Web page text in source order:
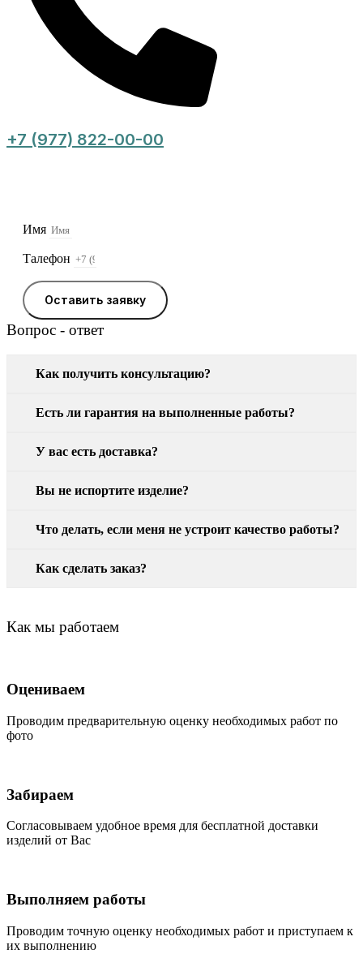
+7 (977) 822-00-00
Имя
Талефон
Оставить заявку
Вопрос - ответ
Как получить консультацию?
Есть ли гарантия на выполненные работы?
У вас есть доставка?
Вы не испортите изделие?
Что делать, если меня не устроит качество работы?
Как сделать заказ?
Как мы работаем
Оцениваем
Проводим предварительную оценку необходимых работ по
фото
Забираем
Согласовываем удобное время для бесплатной доставки
изделий от Вас
Выполняем работы
Проводим точную оценку необходимых работ и приступаем к
их выполнению